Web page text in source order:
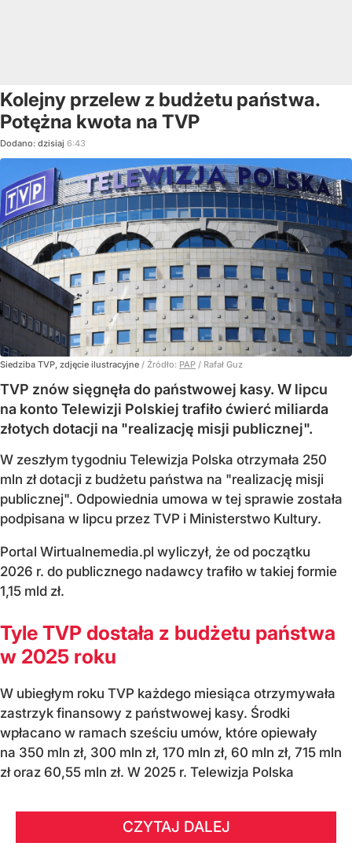
Kolejny przelew z budżetu państwa.
Potężna kwota na TVP
Dodano: dzisiaj 6:43
Siedziba TVP, zdjęcie ilustracyjne / Źródło: PAP / Rafał Guz
TVP znów sięgnęła do państwowej kasy. W lipcu
na konto Telewizji Polskiej trafiło ćwierć miliarda
złotych dotacji na "realizację misji publicznej".
W zeszłym tygodniu Telewizja Polska otrzymała 250
mln zł dotacji z budżetu państwa na "realizację misji
publicznej". Odpowiednia umowa w tej sprawie została
podpisana w lipcu przez TVP i Ministerstwo Kultury.
Portal Wirtualnemedia.pl wyliczył, że od początku
2026 r. do publicznego nadawcy trafiło w takiej formie
1,15 mld zł.
Tyle TVP dostała z budżetu państwa
w 2025 roku
W ubiegłym roku TVP każdego miesiąca otrzymywała
zastrzyk finansowy z państwowej kasy. Środki
wpłacano w ramach sześciu umów, które opiewały
na 350 mln zł, 300 mln zł, 170 mln zł, 60 mln zł, 715 mln
zł oraz 60,55 mln zł. W 2025 r. Telewizja Polska
CZYTAJ DALEJ